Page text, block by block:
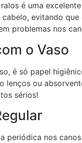
é uma
cabelo, evitando que
problemas nos
o Vaso
é só papel
lenços ou
sérios!
periódica nos